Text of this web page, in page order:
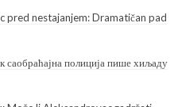
pred nestajanjem: Dramatičan pad
саобраћајна полиција пише хиљаду